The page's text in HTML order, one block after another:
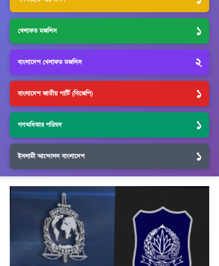
খেলাফত মজলিস ১
বাংলাদেশ খেলাফত মজলিস ২
বাংলাদেশ জাতীয় পার্টি (বিজেপি) ১
গণঅধিকার পরিষদ ১
ইসলামী আন্দোলন বাংলাদেশ ১